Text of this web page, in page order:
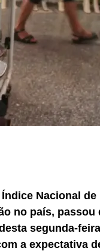
Nacional
no país, passou
segunda-
a expectativa